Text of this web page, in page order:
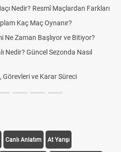
Nedir? Resmî Maçlardan Farkları
Kaç Maç Oynanır?
Ne Zaman Başlıyor ve Bitiyor?
Nedir? Güncel Sezonda Nasıl
Görevleri ve Karar Süreci
Canlı Anlatım At Yarışı